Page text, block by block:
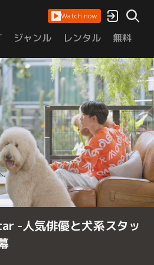
Watch now
ジャンル レンタル 無料
-人気俳優と犬系スタッ